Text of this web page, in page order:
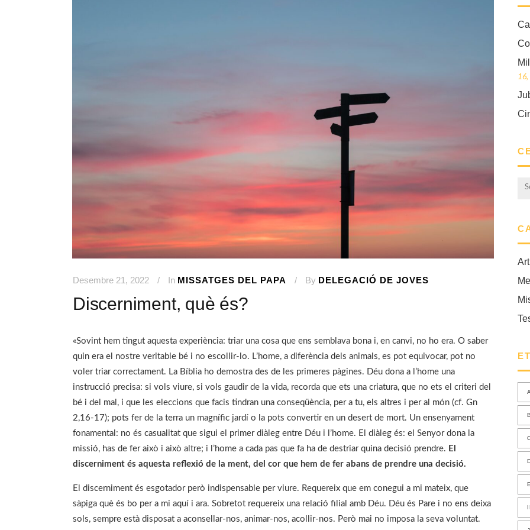
Desembre 21, 2022 In MISSATGES DEL PAPA By DELEGACIÓ DE JOVES
Discerniment, què és?
«Sovint hem tingut aquesta experiència: triar una cosa que ens semblava bona i, en canvi, no ho era. O saber
quin era el nostre veritable bé i no escollir-lo. L’home, a diferència dels animals, es pot equivocar, pot no
voler triar correctament. La Bíblia ho demostra des de les primeres pàgines. Déu dona a l’home una
instrucció precisa: si vols viure, si vols gaudir de la vida, recorda que ets una criatura, que no ets el criteri del
bé i del mal, i que les eleccions que facis tindran una conseqüència, per a tu, els altres i per al món (cf. Gn
2,16-17); pots fer de la terra un magnífic jardí o la pots convertir en un desert de mort. Un ensenyament
fonamental: no és casualitat que sigui el primer diàleg entre Déu i l’home. El diàleg és: el Senyor dona la
missió, has de fer això i això altre; i l’home a cada pas que fa ha de destriar quina decisió prendre. El
discerniment és aquesta reflexió de la ment, del cor que hem de fer abans de prendre una decisió.
El discerniment és esgotador però indispensable per viure. Requereix que em conegui a mi mateix, que
sàpiga què és bo per a mi aquí i ara. Sobretot requereix una relació filial amb Déu. Déu és Pare i no ens deixa
sols, sempre està disposat a aconsellar-nos, animar-nos, acollir-nos. Però mai no imposa la seva voluntat.